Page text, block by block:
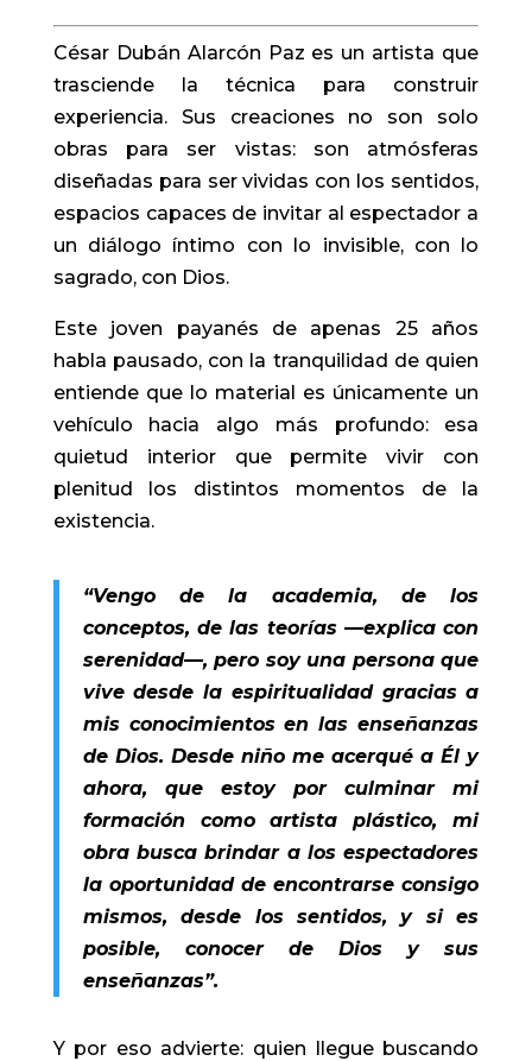
César Dubán Alarcón Paz es un artista que
trasciende la técnica para construir
experiencia. Sus creaciones no son solo
obras para ser vistas: son atmósferas
diseñadas para ser vividas con los sentidos,
espacios capaces de invitar al espectador a
un diálogo íntimo con lo invisible, con lo
sagrado, con Dios.
Este joven payanés de apenas 25 años
habla pausado, con la tranquilidad de quien
entiende que lo material es únicamente un
vehículo hacia algo más profundo: esa
quietud interior que permite vivir con
plenitud los distintos momentos de la
existencia.
“Vengo de la academia, de los
conceptos, de las teorías —explica con
serenidad—, pero soy una persona que
vive desde la espiritualidad gracias a
mis conocimientos en las enseñanzas
de Dios. Desde niño me acerqué a Él y
ahora, que estoy por culminar mi
formación como artista plástico, mi
obra busca brindar a los espectadores
la oportunidad de encontrarse consigo
mismos, desde los sentidos, y si es
posible, conocer de Dios y sus
enseñanzas”.
Y por eso advierte: quien llegue buscando